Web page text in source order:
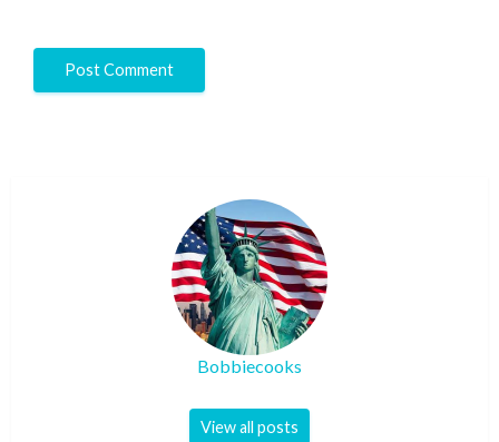
Bobbiecooks
View all posts